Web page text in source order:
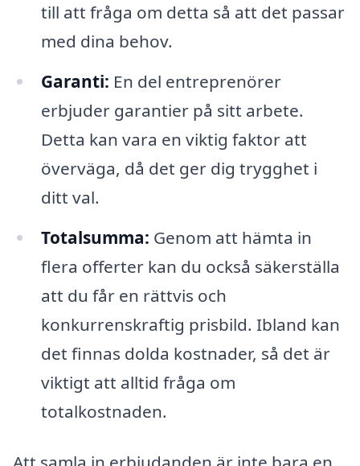
till att fråga om detta så att det passar
med dina behov.
Garanti: En del entreprenörer
erbjuder garantier på sitt arbete.
Detta kan vara en viktig faktor att
överväga, då det ger dig trygghet i
ditt val.
Totalsumma: Genom att hämta in
flera offerter kan du också säkerställa
att du får en rättvis och
konkurrenskraftig prisbild. Ibland kan
det finnas dolda kostnader, så det är
viktigt att alltid fråga om
totalkostnaden.